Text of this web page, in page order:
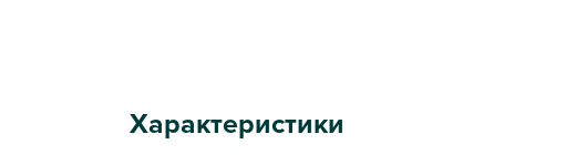
Характеристики